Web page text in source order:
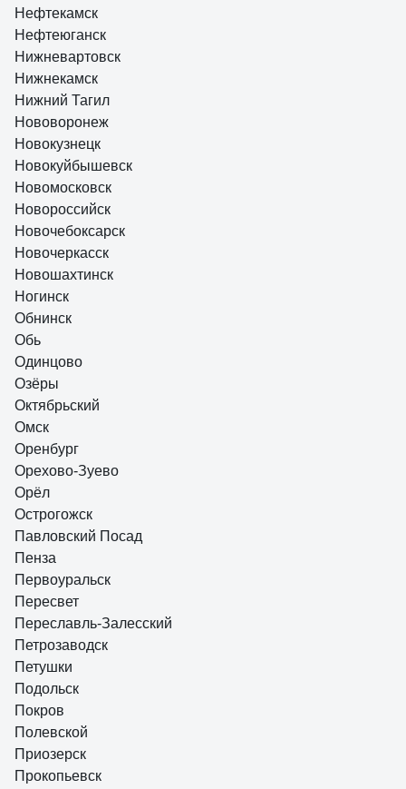
Нефтекамск
Нефтеюганск
Нижневартовск
Нижнекамск
Нижний Тагил
Нововоронеж
Новокузнецк
Новокуйбышевск
Новомосковск
Новороссийск
Новочебоксарск
Новочеркасск
Новошахтинск
Ногинск
Обнинск
Обь
Одинцово
Озёры
Октябрьский
Омск
Оренбург
Орехово-Зуево
Орёл
Острогожск
Павловский Посад
Пенза
Первоуральск
Пересвет
Переславль-Залесский
Петрозаводск
Петушки
Подольск
Покров
Полевской
Приозерск
Прокопьевск